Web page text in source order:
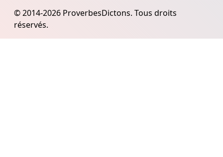
© 2014-2026 ProverbesDictons. Tous droits
réservés.